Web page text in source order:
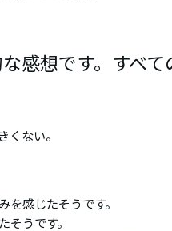
感想です。すべ
くない。
感じたそうです。
そうです。